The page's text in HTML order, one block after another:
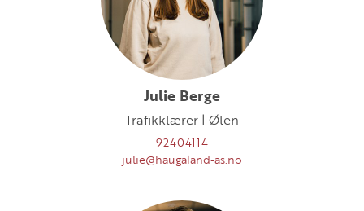
Julie Berge
Trafikklærer | Ølen
92404114
julie@haugaland-as.no